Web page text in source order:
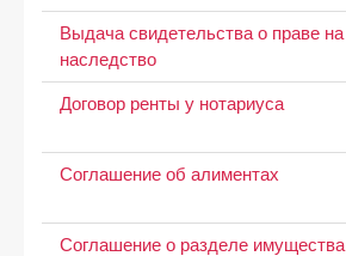
Выдача свидетельства о праве на
наследство
Договор ренты у нотариуса
Соглашение об алиментах
Соглашение о разделе имущества